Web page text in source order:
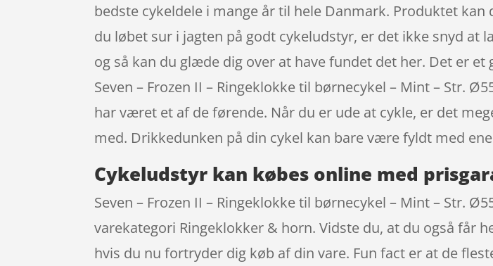
bedste cykeldele i mange år til hele Danmark. Produktet
du løbet sur i jagten på godt cykeludstyr, er det ikke snyd
og så kan du glæde dig over at have fundet det her. Det er
Seven – Frozen II – Ringeklokke til børnecykel – Mint – Str.
har været et af de førende. Når du er ude at cykle, er det
med. Drikkedunken på din cykel kan bare være fyldt med
Cykeludstyr kan købes online med
Seven – Frozen II – Ringeklokke til børnecykel – Mint – Str.
varekategori Ringeklokker & horn. Vidste du, at du også får
hvis du nu fortryder dig køb af din vare. Fun fact er at de